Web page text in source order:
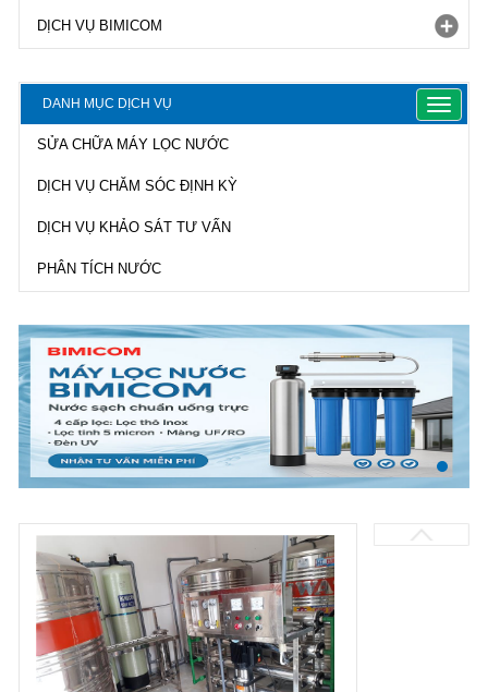
DỊCH VỤ BIMICOM
DANH MỤC DỊCH VỤ
Toggle
SỬA CHỮA MÁY LỌC NƯỚC
DỊCH VỤ CHĂM SÓC ĐỊNH KỲ
DỊCH VỤ KHẢO SÁT TƯ VẤN
PHÂN TÍCH NƯỚC